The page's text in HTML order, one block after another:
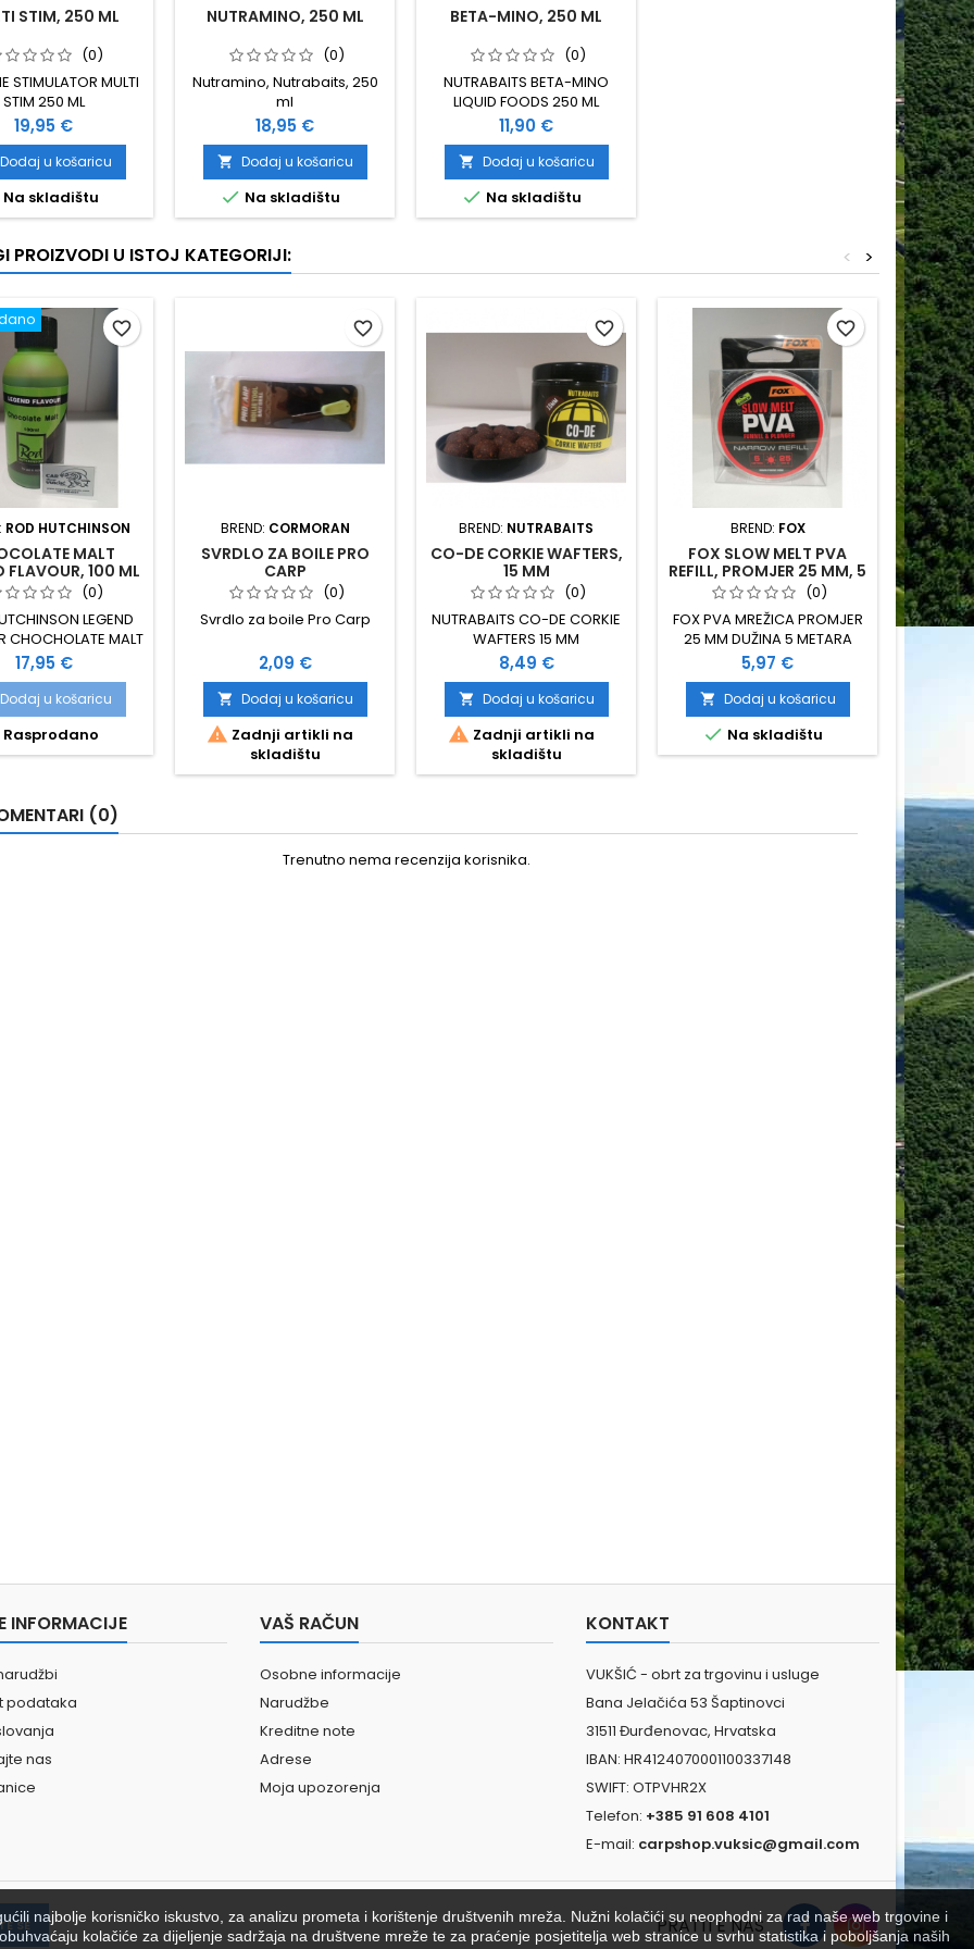
STIM, 250 ML
(0)
STIMULATOR MULTI
STIM 250 ML
Cijena
19,95 €
Dodaj u košaricu
Na skladištu
NUTRAMINO, 250 ML
(0)
Nutramino, Nutrabaits, 250
ml
Cijena
18,95 €
 Dodaj u košaricu
 Na skladištu
BETA-MINO, 250 ML
(0)
NUTRABAITS BETA-MINO
LIQUID FOODS 250 ML
Cijena
11,90 €
 Dodaj u košaricu
 Na skladištu
PROIZVODI U ISTOJ KATEGORIJI: >
<
ROD HUTCHINSON
MALT
FLAVOUR, 100 ML
(0)
LEGEND
CHOCHOLATE MALT
100 ML
Cijena
17,95 €
Dodaj u košaricu
Rasprodano
favorite_border
BREND: CORMORAN
SVRDLO ZA BOILE PRO
CARP
(0)
Svrdlo za boile Pro Carp
Cijena
2,09 €
 Dodaj u košaricu
 Zadnji artikli na
skladištu
favorite_border
BREND: NUTRABAITS
CO-DE CORKIE WAFTERS,
15 MM
(0)
NUTRABAITS CO-DE CORKIE
WAFTERS 15 MM
Cijena
8,49 €
 Dodaj u košaricu
 Zadnji artikli na
skladištu
favorite_border
BREND: FOX
FOX SLOW MELT PVA
REFILL, PROMJER 25 MM, 5
METARA (0)
FOX PVA MREŽICA PROMJER
25 MM DUŽINA 5 METARA
SPORO TOPIVA
Cijena
5,97 €
 Dodaj u košaricu
 Na skladištu
favorite_border
BREND:
(0)
Trenutno nema recenzija korisnika.
INFORMACIJE
podataka
nas
VAŠ RAČUN
Osobne informacije
Narudžbe
Kreditne note
Adrese
Moja upozorenja
KONTAKT
VUKŠIĆ - obrt za trgovinu i usluge
Bana Jelačića 53 Šaptinovci
31511 Đurđenovac, Hrvatska
IBAN: HR4124070001100337148
SWIFT: OTPVHR2X
Telefon: +385 91 608 4101
E-mail: carpshop.vuksic@gmail.com
najbolje korisničko iskustvo, za analizu prometa i korištenje društvenih mreža. Nužni kolačići su neophodni za rad naše web trgovine i
kolačiće za dijeljenje sadržaja na društvene mreže te za praćenje posjetitelja web stranice u svrhu statistika i poboljšanja naših
PRATITE NAS